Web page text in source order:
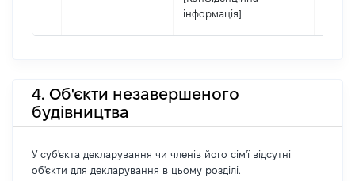
інформація]
4. Об'єкти незавершеного
будівництва
У суб'єкта декларування чи членів його сім'ї відсутні
об'єкти для декларування в цьому розділі.